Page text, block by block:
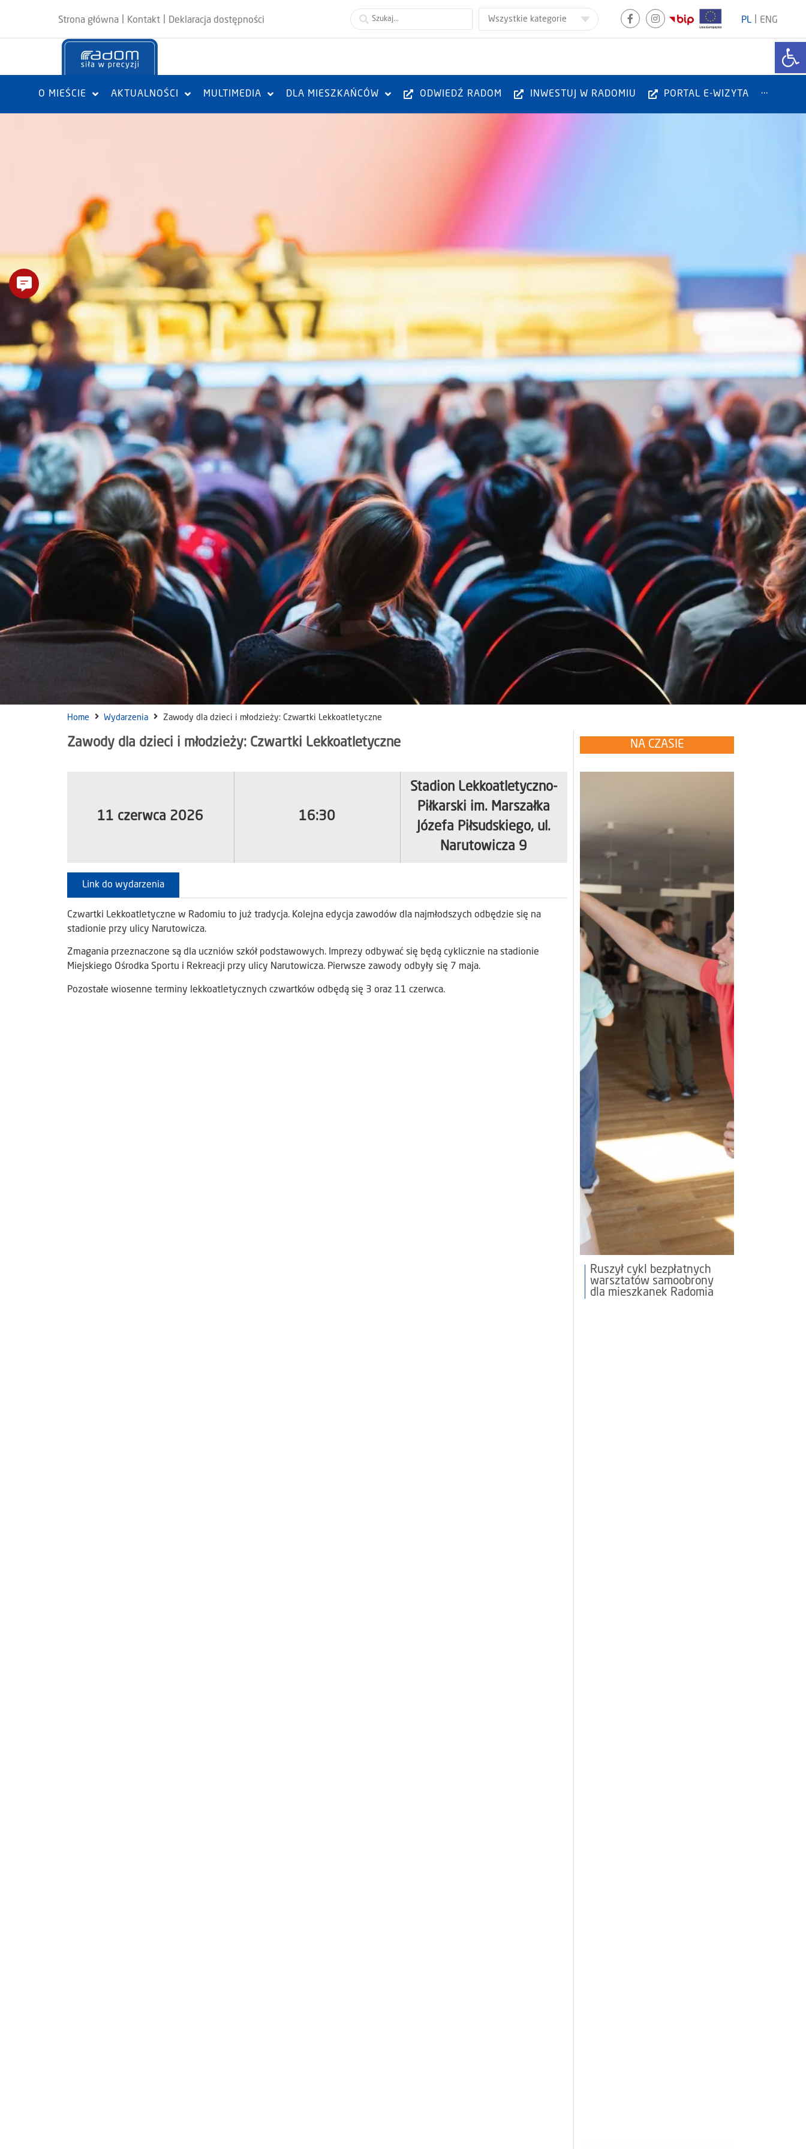
Strona główna Kontakt Deklaracja dostępności Wszystkie kategorie PL ENG
O MIEŚCIE AKTUALNOŚCI MULTIMEDIA DLA MIESZKAŃCÓW ODWIEDŹ RADOM INWESTUJ W RADOMIU PORTAL E-WIZYTA ···
Home Wydarzenia Zawody dla dzieci i młodzieży: Czwartki Lekkoatletyczne
Zawody dla dzieci i młodzieży: Czwartki Lekkoatletyczne
11 czerwca 2026 16:30
Stadion Lekkoatletyczno-
Piłkarski im. Marszałka
Józefa Piłsudskiego, ul.
Narutowicza 9
Link do wydarzenia
Czwartki Lekkoatletyczne w Radomiu to już tradycja. Kolejna edycja zawodów dla najmłodszych odbędzie się na
stadionie przy ulicy Narutowicza.
Zmagania przeznaczone są dla uczniów szkół podstawowych. Imprezy odbywać się będą cyklicznie na stadionie
Miejskiego Ośrodka Sportu i Rekreacji przy ulicy Narutowicza. Pierwsze zawody odbyły się 7 maja.
Pozostałe wiosenne terminy lekkoatletycznych czwartków odbędą się 3 oraz 11 czerwca.
NA CZASIE
Ruszył cykl bezpłatnych
warsztatów samoobrony
dla mieszkanek Radomia